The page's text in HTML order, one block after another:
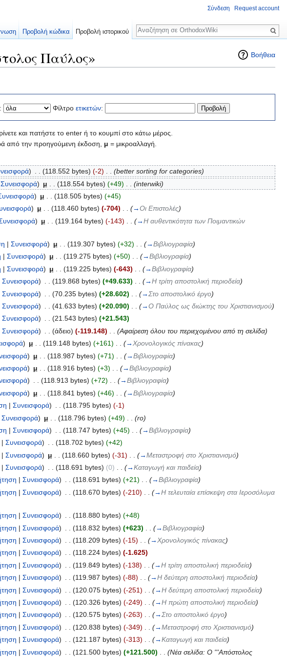
Βοήθεια
Παύλος»
Φίλτρο ετικετών:
και πατήστε το enter ή το κουμπί στο κάτω μέρος.
από την προηγούμενη έκδοση, μ = μικροαλλαγή.
) (118.552 bytes) (-2)
(better sorting for categories)
Συνεισφορά) μ (118.554 bytes) (+49)
(interwiki)
) μ (118.505 bytes) (+45)
) μ . . (118.460 bytes) (-704) . . (→Οι Επιστολές)
) μ (119.164 bytes) (-143) (→Η αυθεντικότητα των Ποιμαντικών
| Συνεισφορά) μ (119.307 bytes) (+32) (→Βιβλιογραφία)
| Συνεισφορά) μ . . (119.275 bytes) (+50) . . (→Βιβλιογραφία)
| Συνεισφορά) μ (119.225 bytes) (-643) (→Βιβλιογραφία)
Συνεισφορά) . . (119.868 bytes) (+49.633) . . (→Η τρίτη αποστολική περιοδεία)
Συνεισφορά) (70.235 bytes) (+28.602) (→Στο αποστολικό έργο)
Συνεισφορά) (41.633 bytes) (+20.090) (→Ο Παύλος ως διώκτης του Χριστιανισμού)
Συνεισφορά) . . (21.543 bytes) (+21.543)
Συνεισφορά) (άδειο) (-119.148)
(Αφαίρεση όλου του περιεχομένου από τη σελίδα)
) μ (119.148 bytes) (+161) (→ Χρονολογικός πίνακας)
) μ (118.987 bytes) (+71) (→Βιβλιογραφία)
) μ (118.916 bytes) (+3) (→Βιβλιογραφία)
) . . (118.913 bytes) (+72) . . (→Βιβλιογραφία)
) μ (118.841 bytes) (+46) (→Βιβλιογραφία)
| Συνεισφορά) (118.795 bytes) (-1)
Συνεισφορά) μ (118.796 bytes) (+49)
(ro)
| Συνεισφορά) (118.747 bytes) (+45) (→Βιβλιογραφία)
| Συνεισφορά) . . (118.702 bytes) (+42)
| Συνεισφορά) μ (118.660 bytes) (-31) (→Μεταστροφή στο Χριστιανισμό)
| Συνεισφορά) (118.691 bytes) (0) (→Καταγωγή και παιδεία)
| Συνεισφορά) . . (118.691 bytes) (+21) . . (→Βιβλιογραφία)
| Συνεισφορά) (118.670 bytes) (-210) (→Η τελευταία επίσκεψη στα Ιεροσόλυμα
| Συνεισφορά) . . (118.880 bytes) (+48)
| Συνεισφορά) (118.832 bytes) (+623) (→Βιβλιογραφία)
| Συνεισφορά) (118.209 bytes) (-15) (→ Χρονολογικός πίνακας)
| Συνεισφορά) . . (118.224 bytes) (-1.625)
| Συνεισφορά) (119.849 bytes) (-138) (→Η τρίτη αποστολική περιοδεία)
| Συνεισφορά) . . (119.987 bytes) (-88) . . (→Η δεύτερη αποστολική περιοδεία)
| Συνεισφορά) (120.075 bytes) (-251) (→Η δεύτερη αποστολική περιοδεία)
| Συνεισφορά) (120.326 bytes) (-249) (→Η πρώτη αποστολική περιοδεία)
| Συνεισφορά) . . (120.575 bytes) (-263) . . (→Στο αποστολικό έργο)
| Συνεισφορά) (120.838 bytes) (-349) (→Μεταστροφή στο Χριστιανισμό)
| Συνεισφορά) (121.187 bytes) (-313) (→Καταγωγή και παιδεία)
| Συνεισφορά) (121.500 bytes) (+121.500) (Νέα σελίδα: Ο '''Απόστολος
Σύνδεση Request account
Προβολή κώδικα Προβολή ιστορικού
Αναζήτηση